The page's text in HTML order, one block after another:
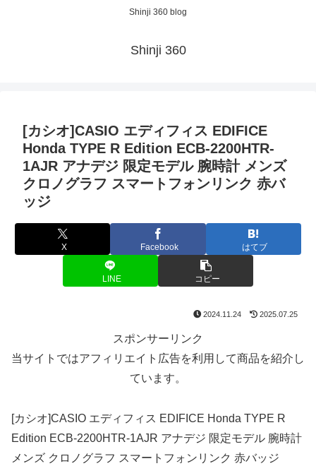
Shinji 360 blog
Shinji 360
[カシオ]CASIO エディフィス EDIFICE
Honda TYPE R Edition ECB-2200HTR-
1AJR アナデジ 限定モデル 腕時計 メンズ
クロノグラフ スマートフォンリンク 赤バ
ッジ
X Facebook はてブ
LINE コピー
2024.11.24 2025.07.25
スポンサーリンク
当サイトではアフィリエイト広告を利用して商品を紹介し
ています。
[カシオ]CASIO エディフィス EDIFICE Honda TYPE R
Edition ECB-2200HTR-1AJR アナデジ 限定モデル 腕時計
メンズ クロノグラフ スマートフォンリンク 赤バッジ